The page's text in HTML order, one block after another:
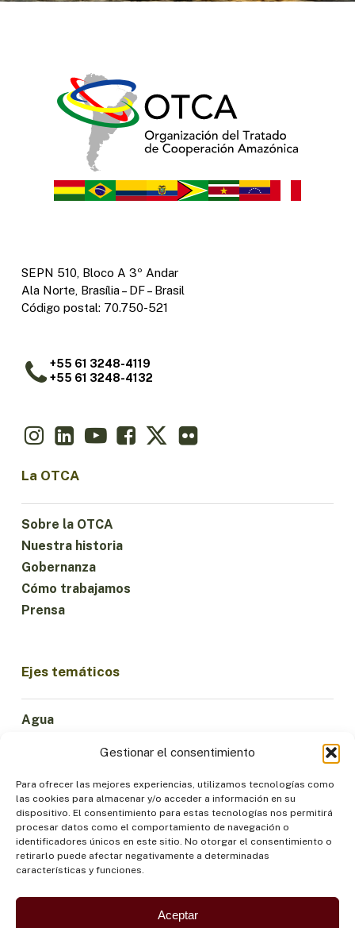
Gestionar el consentimiento
Para ofrecer las mejores experiencias, utilizamos tecnologías como
las cookies para almacenar y/o acceder a información en su
dispositivo. El consentimiento para estas tecnologías nos permitirá
procesar datos como el comportamiento de navegación o
identificadores únicos en este sitio. No otorgar el consentimiento o
retirarlo puede afectar negativamente a determinadas
características y funciones.
Aceptar
SEPN 510, Bloco A 3º Andar
Ala Norte, Brasília – DF – Brasil
Código postal: 70.750-521
+55 61 3248-4119
+55 61 3248-4132
La OTCA
Sobre la OTCA
Nuestra historia
Gobernanza
Cómo trabajamos
Prensa
Ejes temáticos
Agua
Economía Sostenible
Bosques y Biodiversidad
Institucionalidad
Participación
Pueblos Indígenas